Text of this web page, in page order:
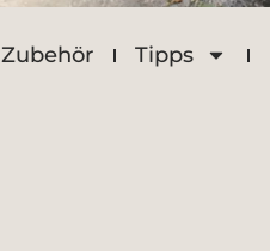
Zubehör Tipps